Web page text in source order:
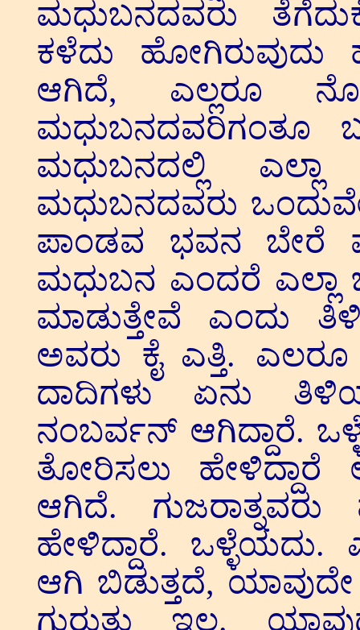
ಮಧುಬನದವರು
ಕಳೆದು ಹೋಗಿರುವುದು
ಆಗಿದೆ, ಎಲ್ಲರೂ
ಮಧುಬನದವರಿಗಂತೂ
ಮಧುಬನದಲ್ಲಿ
ಮಧುಬನದವರು
ಪಾಂಡವ ಭವನ ಬೇರೆ
ಮಧುಬನ ಎಂದರೆ ಎಲ್ಲಾ
ಮಾಡುತ್ತೇವೆ ಎಂದು
ಅವರು ಕೈ ಎತ್ತಿ. ಎಲರೂ
ದಾದಿಗಳು ಏನು
ನಂಬರ್ವನ್ ಆಗಿದ್ದಾರೆ.
ತೋರಿಸಲು
ಆಗಿದೆ.
ಹೇಳಿದ್ದಾರೆ. ಒಳ್ಳೆಯದು.
ಆಗಿ ಬಿಡುತ್ತದೆ,
ಗುರುತು ಇಲ್ಲ.